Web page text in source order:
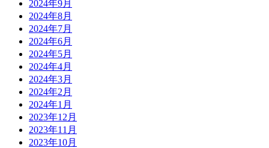
2024年9月
2024年8月
2024年7月
2024年6月
2024年5月
2024年4月
2024年3月
2024年2月
2024年1月
2023年12月
2023年11月
2023年10月